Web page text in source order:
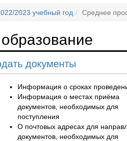
2023 учебный год Среднее
документы
Информация о сроках
Информация о местах приёма
документов, необходимых для
поступления
О почтовых адресах для
документов, необходимых для